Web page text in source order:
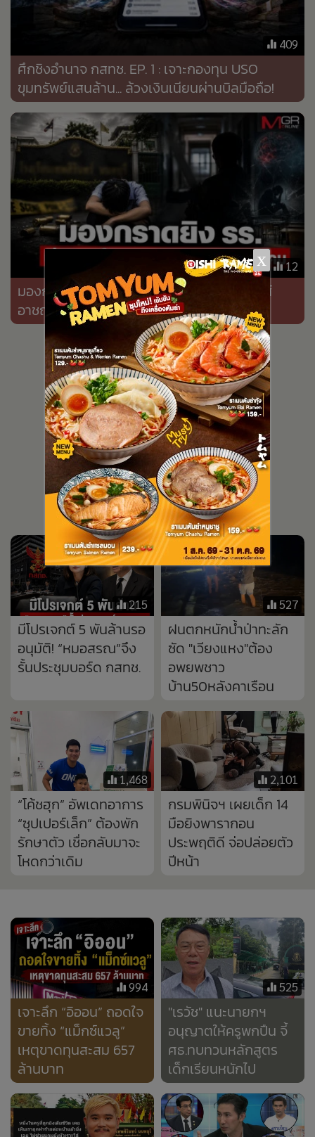
ชุมชน-คุณภาพชีวิต
• อาชญากรรม
Motoring
• เกม
•
วิทยาศาสตร์
• SMEs
•
• อินโดจีน
• กองทุนรวม
Celeb Online
Factcheck
• ญี่ปุ่น
News1
• Gotomanager
409
ศึกชิงอำนาจ กสทช. EP. 1 : เจาะกองทุน USO
ขุมทรัพย์แสนล้าน... ล้วงเงินเนียนผ่านบิลมือถือ!
12
มองกราดยิง รร.เทพศิรินทร์ นนทบุรี ผ่านเลนส์
อาชญาวิทยาและจิตวิทยาสังคม
215
มีโปรเจกต์ 5 พันล้านรอ
อนุมัติ! “หมอสรณ”จึง
รั้นประชุมบอร์ด กสทช.
ฝนตกหนักน้ำป่าทะลัก
ซัด "เวียงแหง"ต้อง
อพยพชาว
บ้าน50หลังคาเรือน
1,468
“โค้ชฮุก” อัพเดทอาการ
“ซุปเปอร์เล็ก” ต้องพัก
รักษาตัว เชื่อกลับมาจะ
2,101
กรมพินิจฯ เผยเด็ก 14
มือยิงพารากอน
ประพฤติดี จ่อปล่อยตัว
ปีหน้า
994
เจาะลึก “อิออน” ถอดใจ
ขายทิ้ง “แม็กซ์แวลู”
525
"เรวัช" แนะนายกฯ
อนุญาตให้ครูพกปืน จี้
6,308
ศิษย์เก่า "เทพศิรินทร์
นนทบุรี" เล่า
ประสบการณ์​โดน
ทำร้าย ครูเมินเฉย ผ่าน
มา 20 ปี ยังเละเทะ
เหมือนเดิม
791
“กรรชัย” เผยจิตตก ไม่
อยากอ่านข่าวแบบนี้ ลั่น
จะร้อง! นักเรียนเผย
นาทีหนีตายกราดยิง
“หมอเดว” เผย
สัญญาณอันตรายเด็ก
ไทย
x